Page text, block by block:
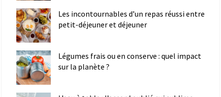
Les incontournables d’un repas réussi entre
petit-déjeuner et déjeuner
Légumes frais ou en conserve : quel impact
sur la planète ?